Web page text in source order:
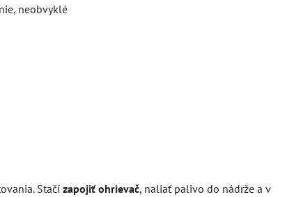
neobvyklé
Stačízapojiť ohrievač, naliať palivo do nádrže a v